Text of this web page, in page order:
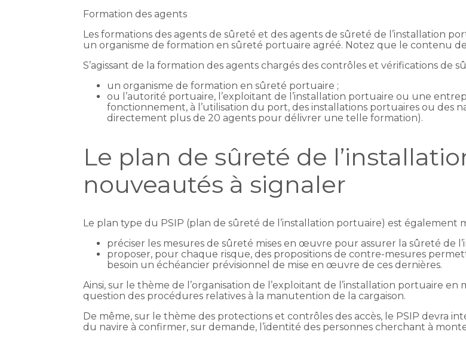
Formation des agents
Les formations des agents de sûreté et des agents de sûreté de l’installation
un organisme de formation en sûreté portuaire agréé. Notez que le contenu
S’agissant de la formation des agents chargés des contrôles et vérifications de
un organisme de formation en sûreté portuaire ;
ou l’autorité portuaire, l’exploitant de l’installation portuaire ou une
fonctionnement, à l’utilisation du port, des installations portuaires ou des
directement plus de 20 agents pour délivrer une telle formation).
Le plan de sûreté de
nouveautés à signaler
Le plan type du PSIP (plan de sûreté de l’installation portuaire) est également
préciser les mesures de sûreté mises en œuvre pour assurer la sûreté de
proposer, pour chaque risque, des propositions de contre-mesures
besoin un échéancier prévisionnel de mise en œuvre de ces dernières.
Ainsi, sur le thème de l’organisation de l’exploitant de l’installation portuaire
question des procédures relatives à la manutention de la cargaison.
De même, sur le thème des protections et contrôles des accès, le PSIP devra
du navire à confirmer, sur demande, l’identité des personnes cherchant à